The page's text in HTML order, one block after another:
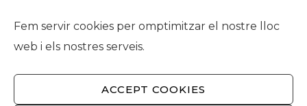
Fem servir cookies per omptimitzar el nostre lloc
web i els nostres serveis.
ACCEPT COOKIES
foment@foment.com
© 2026 - Foment del Treball Nacional